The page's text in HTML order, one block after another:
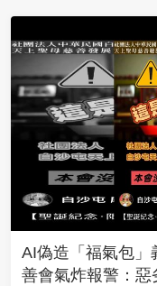
AI偽造「福氣包
善會氣炸報警：惡